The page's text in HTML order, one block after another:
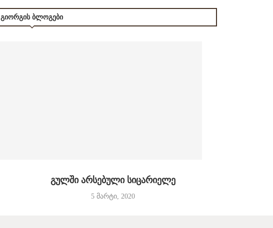
ᲒᲘᲝᲠᲒᲘᲡ ᲑᲚᲝᲒᲔᲑᲘ
გულში არსებული სიცარიელე
5 მარტი, 2020